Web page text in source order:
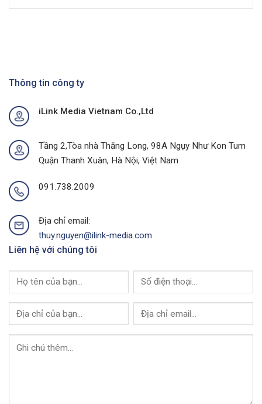
Tại
Thuột
Nổ
Quảng
Link
Media
Thông tin công ty
iLink Media Vietnam Co.,Ltd
Tầng 2,Tòa nhà Thăng Long, 98A Ngụy Như Kon Tum
Quận Thanh Xuân, Hà Nội, Việt Nam
091.738.2009
Địa chỉ email:
thuy.nguyen@ilink-media.com
Liên hệ với chúng tôi